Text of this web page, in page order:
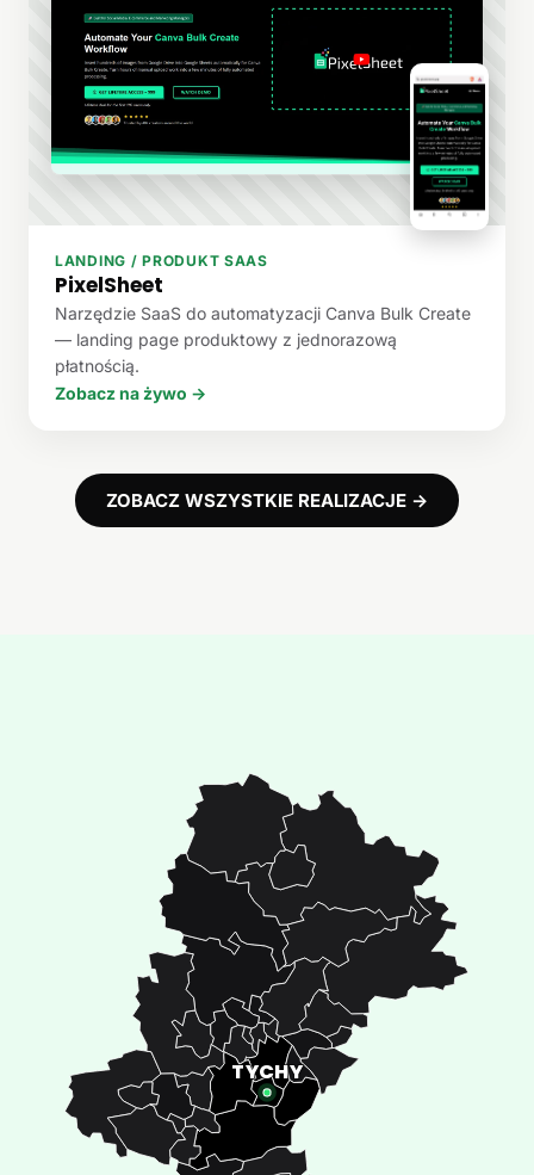
LANDING / PRODUKT SAAS
PixelSheet
Narzędzie SaaS do automatyzacji Canva Bulk Create
— landing page produktowy z jednorazową
płatnością.
Zobacz na żywo →
ZOBACZ WSZYSTKIE REALIZACJE →